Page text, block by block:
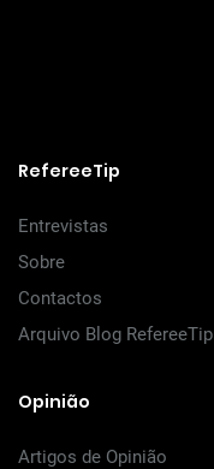
RefereeTip
Entrevistas
Sobre
Contactos
Arquivo Blog RefereeTip
Opinião
Artigos de Opinião